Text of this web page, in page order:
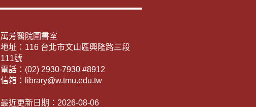
萬芳醫院圖書室
地址：116 台北市文山區興隆路三段
111號
電話：(02) 2930-7930 #8912
信箱：library@w.tmu.edu.tw
最近更新日期：2026-08-06